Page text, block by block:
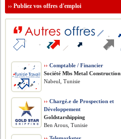
››Publiez vos offres d'emploi
›› Comptable / Financier
Société Mbs Metal Construction
Nabeul, Tunisie
›› Chargé.e de Prospection et
Développement
Goldstarshipping
Ben Arous, Tunisie